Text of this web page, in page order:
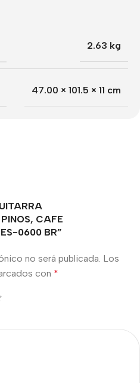
2.63 kg
47.00 × 101.5 × 11 cm
CAFE
0600 BR”
no será publicada. Los
con *